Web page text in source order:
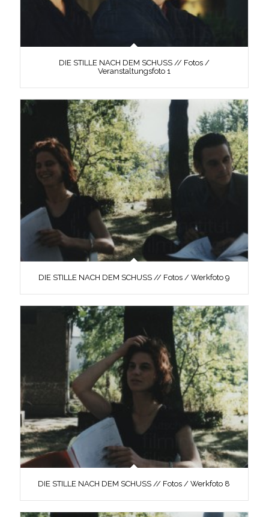
DIE STILLE NACH DEM SCHUSS // Fotos /
Veranstaltungsfoto 1
DIE STILLE NACH DEM SCHUSS // Fotos / Werkfoto 9
DIE STILLE NACH DEM SCHUSS // Fotos / Werkfoto 8